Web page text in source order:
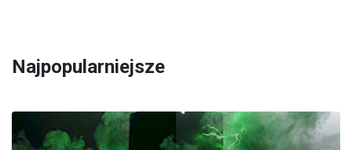
Najpopularniejsze